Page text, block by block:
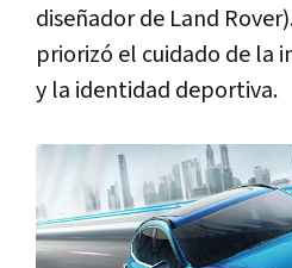
diseñador de Land
priorizó el cuidado de la
y la identidad deportiva.